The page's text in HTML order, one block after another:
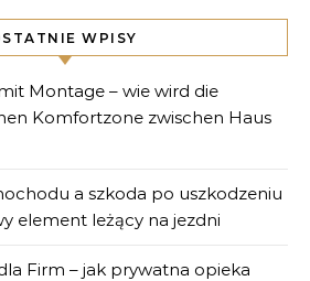
WPISY
Montage – wie wird die
Komfortzone zwischen Haus
a szkoda po uszkodzeniu
element leżący na jezdni
Firm – jak prywatna opieka